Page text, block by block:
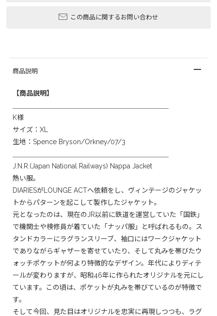
この商品に関するお問い合わせ
商品説明
【商品説明】
K様
サイズ：XL
生地：Spence Bryson/Orkney/07/3
J.N.R.(Japan National Railways) Nappa Jacket
熱い服。
DIARIESがLOUNGE ACTへ依頼をし、ヴィンテージのジャケッ
トからパターンを起こして製作したジャケット。
元となったのは、現在のJR以前に鉄道を運営していた「国鉄」
で機関士や検修員が着ていた「ナッパ服」と呼ばれるもの。ス
タンドカラーにラグランスリーブ、袖口にはワークジャケット
でありながらギャザーを寄せていたり、そして丸みを帯びたウ
ォッチポケットが何より特徴的なデザイン。年代によりディテ
ールが変わりますが、昭和46年に作られたオリジナルを元にし
ています。この頃は、ポケットが丸みを帯びているのが特徴で
す。
そして今回、見た目はオリジナルを忠実に再現しつつも、ラグ